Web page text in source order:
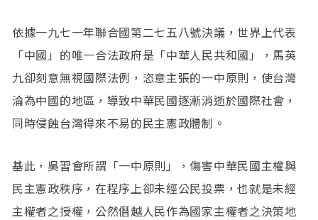
依據一九七一年聯合國第二七五八號決議，世界上代表
「中國」的唯一合法政府是「中華人民共和國」，馬英
九卻刻意無視國際法例，恣意主張的一中原則，使台灣
淪為中國的地區，導致中華民國逐漸消逝於國際社會，
同時侵蝕台灣得來不易的民主憲政體制。
基此，吳習會所謂「一中原則」，傷害中華民國主權與
民主憲政秩序，在程序上卻未經公民投票，也就是未經
主權者之授權，公然僭越人民作為國家主權者之決策地